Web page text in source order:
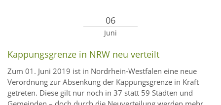
06
Juni
Kappungsgrenze in NRW neu verteilt
Zum 01. Juni 2019 ist in Nordrhein-Westfalen eine neue
Verordnung zur Absenkung der Kappungsgrenze in Kraft
getreten. Diese gilt nur noch in 37 statt 59 Städten und